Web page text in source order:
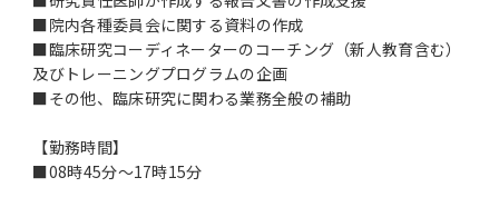
■院内各種委員会に関する資料の作成
■臨床研究コーディネーターのコーチング（新人教育含む）
及びトレーニングプログラムの企画
■その他、臨床研究に関わる業務全般の補助
【勤務時間】
■08時45分～17時15分